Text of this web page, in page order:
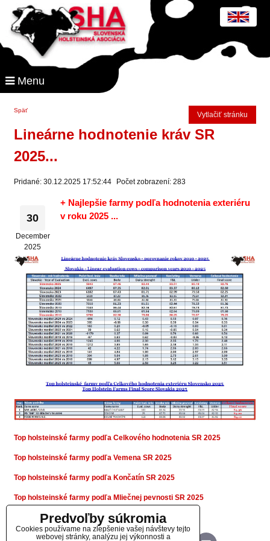
Menu
Späť
Vytlačiť stránku
Lineárne hodnotenie kráv SR
2025...
Pridané: 30.12.2025 17:52:44 Počet zobrazení: 283
30
December
2025
+ Najlepšie farmy podľa hodnotenia exteriéru
v roku 2025 ...
Top holsteinské farmy podľa Celkového hodnotenia SR 2025
Top holsteinské farmy podľa Vemena SR 2025
Top holsteinské farmy podľa Končatín SR 2025
Top holsteinské farmy podľa Mliečnej pevnosti SR 2025
Top holsteinské farmy podľa Stavby tela SR 2025
Predvoľby súkromia
Cookies používame na zlepšenie vašej návštevy tejto
webovej stránky, analýzu jej výkonnosti a